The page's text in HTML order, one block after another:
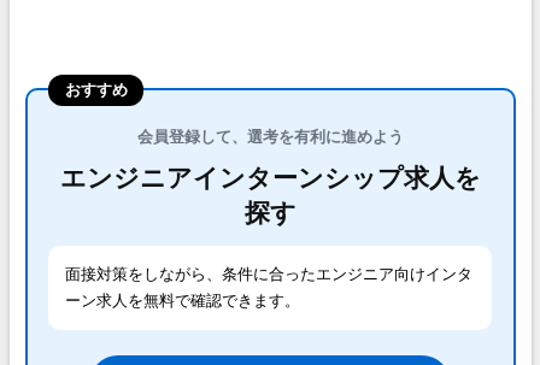
おすすめ
会員登録して、選考を有利に進めよう
エンジニアインターンシップ求人を
探す
面接対策をしながら、条件に合ったエンジニア向けインタ
ーン求人を無料で確認できます。